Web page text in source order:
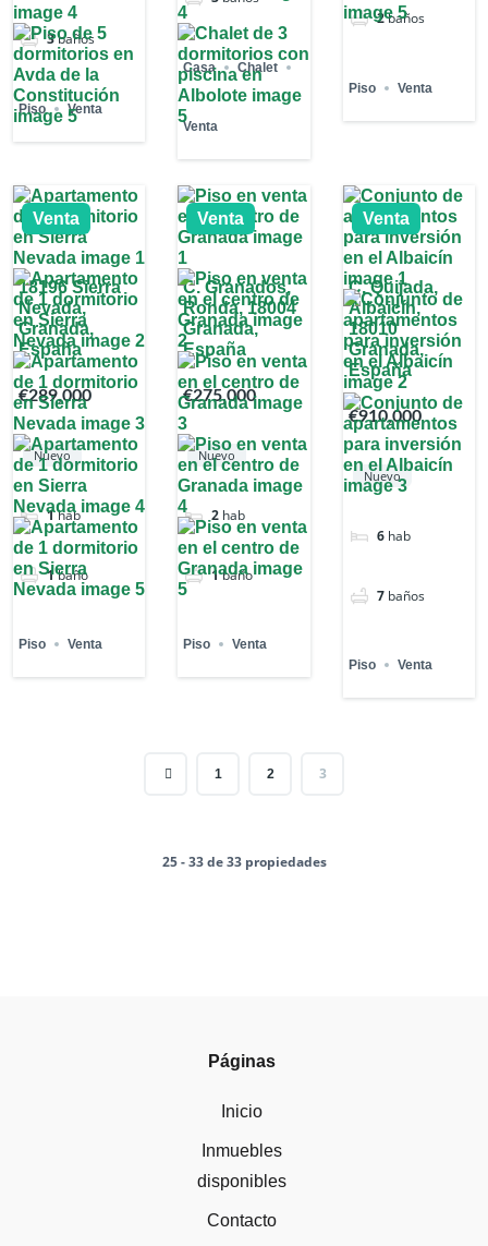
3baños
Piso Venta
Casa Chalet
Venta
2baños
Piso Venta
Venta
18196 Sierra
Nevada,
Granada,
España
€289,000
Nuevo
1hab
1baño
Piso Venta
Venta
C. Granados,
Ronda, 18004
Granada,
España
€275,000
Nuevo
2 hab
1baño
Piso Venta
Venta
C. Quijada,
Albaicín,
18010
Granada,
España
€910,000
Nuevo
6 hab
7 baños
Piso Venta
1 2 3
25 - 33 de 33 propiedades
Páginas
Inicio
Inmuebles
disponibles
Contacto